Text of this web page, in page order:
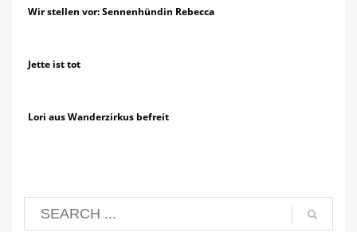
Wir stellen vor: Sennenhündin Rebecca
Jette ist tot
Lori aus Wanderzirkus befreit